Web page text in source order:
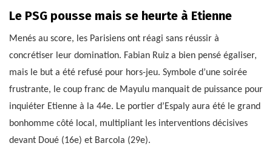
Le PSG pousse mais se heurte à Etienne
Menés au score, les Parisiens ont réagi sans réussir à
concrétiser leur domination. Fabian Ruiz a bien pensé égaliser,
mais le but a été refusé pour hors-jeu. Symbole d’une soirée
frustrante, le coup franc de Mayulu manquait de puissance pour
inquiéter Etienne à la 44e. Le portier d’Espaly aura été le grand
bonhomme côté local, multipliant les interventions décisives
devant Doué (16e) et Barcola (29e).